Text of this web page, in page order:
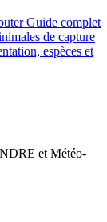
Guide complet
de capture
espèces et
et Météo-